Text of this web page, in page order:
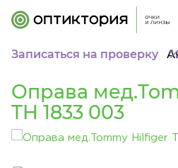
Записаться на проверку
Оправа
TH 1833 003